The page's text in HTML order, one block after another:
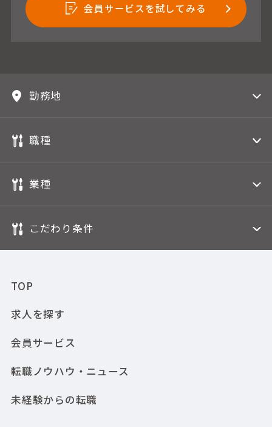
会員サービスを試してみる
勤務地
職種
業種
こだわり条件
TOP
求人を探す
会員サービス
転職ノウハウ・ニュース
未経験からの転職